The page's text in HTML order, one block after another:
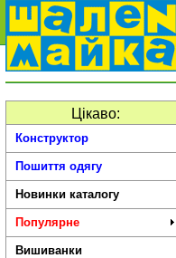
Цікаво:
Конструктор
Пошиття одягу
Новинки каталогу
Популярне
Вишиванки